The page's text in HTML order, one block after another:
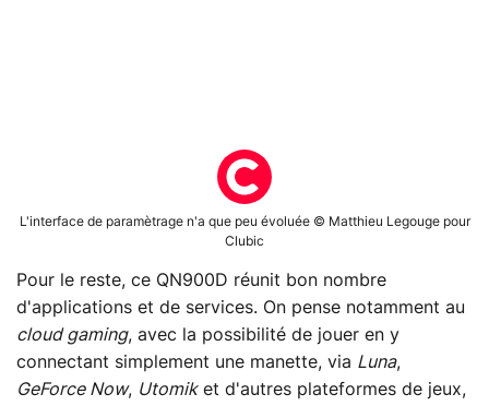
L'interface de paramètrage n'a que peu évoluée © Matthieu Legouge pour
Clubic
Pour le reste, ce QN900D réunit bon nombre
d'applications et de services. On pense notamment au
cloud gaming, avec la possibilité de jouer en y
connectant simplement une manette, via Luna,
GeForce Now, Utomiket d'autres plateformes de jeux,